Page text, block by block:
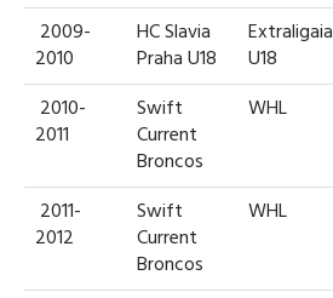
2009-
2010
HC Slavia
Praha U18
Extraligaia
U18
2010-
2011
Swift
Current
Broncos
WHL
2011-
2012
Swift
Current
Broncos
WHL